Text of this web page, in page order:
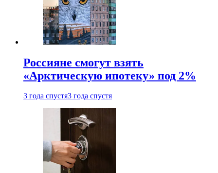
Россияне смогут взять
«Арктическую ипотеку» под 2%
3 года спустя3 года спустя